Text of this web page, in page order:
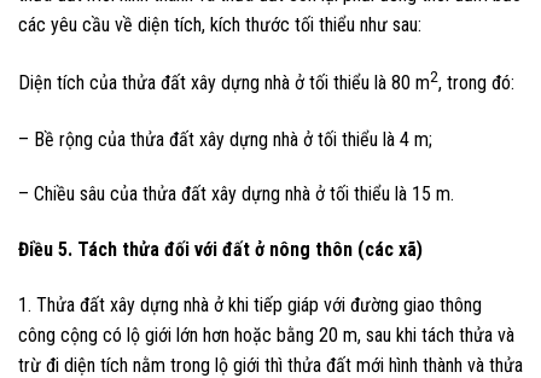
các yêu cầu về diện tích, kích thước tối thiểu như sau:
Diện tích của thửa đất xây dựng nhà ở tối thiểu là 80 m2, trong đó:
– Bề rộng của thửa đất xây dựng nhà ở tối thiểu là 4 m;
– Chiều sâu của thửa đất xây dựng nhà ở tối thiểu là 15 m.
Điều 5. Tách thửa đối với đất ở nông thôn (các xã)
1. Thửa đất xây dựng nhà ở khi tiếp giáp với đường giao thông
công cộng có lộ giới lớn hơn hoặc bằng 20 m, sau khi tách thửa và
trừ đi diện tích nằm trong lộ giới thì thửa đất mới hình thành và thửa